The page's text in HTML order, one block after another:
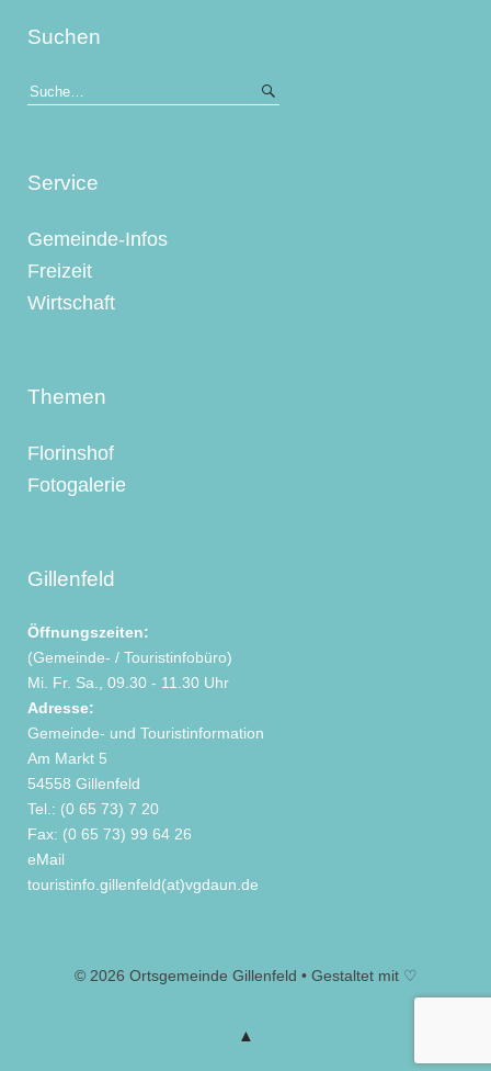
Suchen
Service
Gemeinde-Infos
Freizeit
Wirtschaft
Themen
Florinshof
Fotogalerie
Gillenfeld
Öffnungszeiten:
(Gemeinde- / Touristinfobüro)
Mi. Fr. Sa., 09.30 - 11.30 Uhr
Adresse:
Gemeinde- und Touristinformation
Am Markt 5
54558 Gillenfeld
Tel.: (0 65 73) 7 20
Fax: (0 65 73) 99 64 26
eMail
touristinfo.gillenfeld(at)vgdaun.de
© 2026 Ortsgemeinde Gillenfeld • Gestaltet mit ♡